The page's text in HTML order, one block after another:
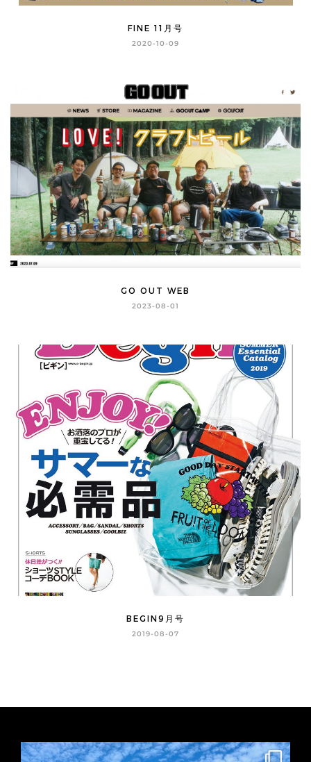
FINE 11月号
2020-10-09
GO OUT WEB
2023-08-01
BEGIN9月号
2019-08-07